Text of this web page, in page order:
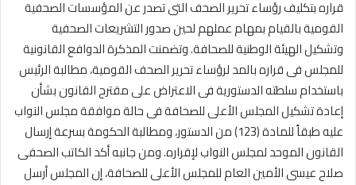
قراره بتكليف رؤساء تحرير الصحف التى تصدر عن المؤسسات الصحفية
القومية بالقيام بمهام عملهم لحين صدور التشريعات الصحفية
وتشكيل الهيئة الوطنية للصحافة. وتضمنت المذكرة الدوافع القانونية
للمجلس فى قراره بالمد لرؤساء تحرير الصحف القومية، مطالبة الرئيس
باستخدام سلطته الدستورية فى الاعتراض على مقترح القانون بشأن
إعادة تشكيل المجلس الأعلى للصحافة فى حالة موافقة مجلس النواب
عليه طبقاً للمادة (123) من الدستور، ومطالبة الحكومة بسرعة إرسال
القانون الموحد لمجلس النواب لإقراره. ومن جانبه أكد الكاتب الصحفى
صلاح عيسى الأمين العام للمجلس الأعلى للصحافة، إن المجلس أرسل